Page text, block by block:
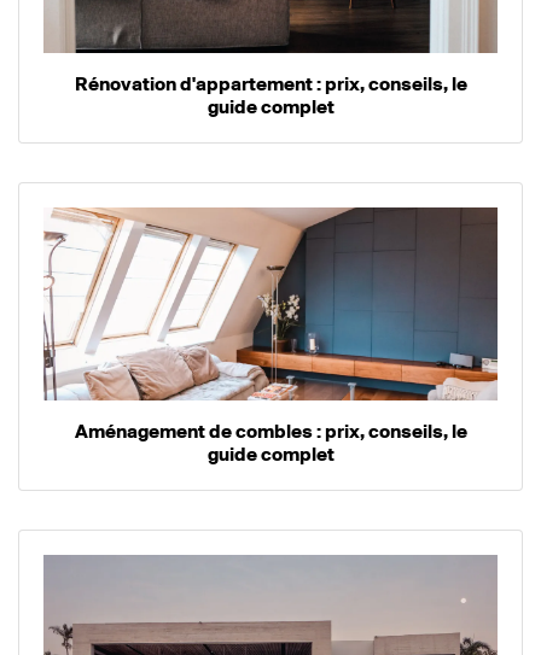
Rénovation d'appartement : prix, conseils, le
guide complet
Aménagement de combles : prix, conseils, le
guide complet